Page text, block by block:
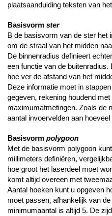
plaatsaanduiding teksten van
Basisvorm ster
B de basisvorm van de ster het
om de straal van het midden
De binnenradius definieert
een functie van de
hoe ver de afstand van het
Deze informatie moet in
gegeven, rekening houdend
maximumafmetingen. Zoals de
aantal invoervelden aan
Basisvorm polygoon
Met de basisvorm polygoon
millimeters definiëren,
hoe groot het laserdeel moet
komt altijd overeen met
Aantal hoeken kunt u opgeven
moet passen, afhankelijk van
minimumaantal is altijd 5. De